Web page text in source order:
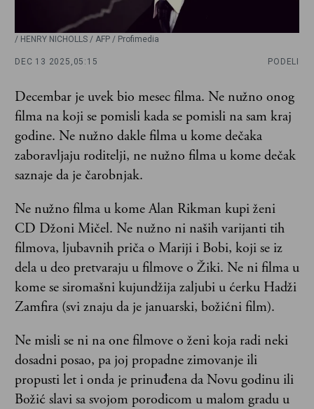
/ HENRY NICHOLLS / AFP / Profimedia
DEC 13 2025, 05:15 PODELI
Decembar je uvek bio mesec filma. Ne nužno onog
filma na koji se pomisli kada se pomisli na sam kraj
godine. Ne nužno dakle filma u kome dečaka
zaboravljaju roditelji, ne nužno filma u kome dečak
saznaje da je čarobnjak.
Ne nužno filma u kome Alan Rikman kupi ženi
CD Džoni Mičel. Ne nužno ni naših varijanti tih
filmova, ljubavnih priča o Mariji i Bobi, koji se iz
dela u deo pretvaraju u filmove o Žiki. Ne ni filma u
kome se siromašni kujundžija zaljubi u ćerku Hadži
Zamfira (svi znaju da je januarski, božićni film).
Ne misli se ni na one filmove o ženi koja radi neki
dosadni posao, pa joj propadne zimovanje ili
propusti let i onda je prinuđena da Novu godinu ili
Božić slavi sa svojom porodicom u malom gradu u